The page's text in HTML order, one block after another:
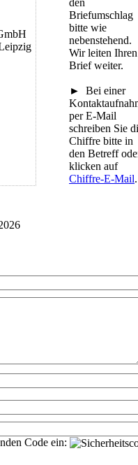
Briefumschlag
bitte wie
nebenstehend.
Wir leiten Ihren
Brief weiter.
►
Bei einer
per E-Mail
schreiben Sie
Chiffre bitte in
den Betreff
klicken auf
Chiffre-E-Mail.
Code ein: